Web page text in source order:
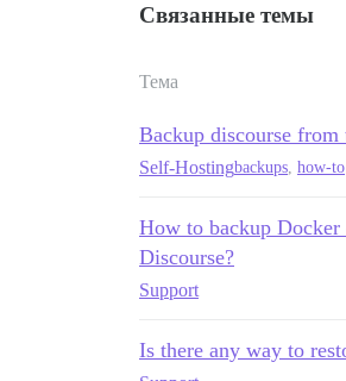
Связанные темы
Тема
Backup discourse
Self-Hostingbackups, how-to
How to backup
Discourse?
Support
Is there any way to